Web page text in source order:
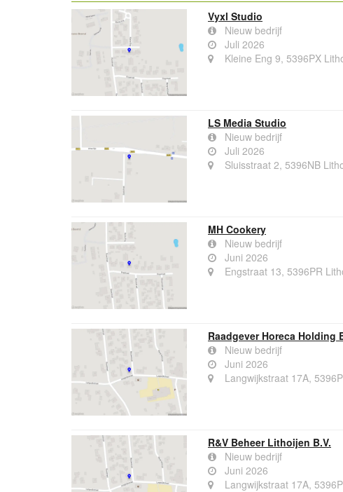
Vyxl Studio
Nieuw bedrijf
Juli 2026
Kleine Eng 9, 5396PX
LS Media Studio
Nieuw bedrijf
Juli 2026
Sluisstraat 2, 5396NB
MH Cookery
Nieuw bedrijf
Juni 2026
Engstraat 13, 5396PR
Raadgever Horeca Holding
Nieuw bedrijf
Juni 2026
Langwijkstraat 17A,
R&V Beheer Lithoijen B.V.
Nieuw bedrijf
Juni 2026
Langwijkstraat 17A,